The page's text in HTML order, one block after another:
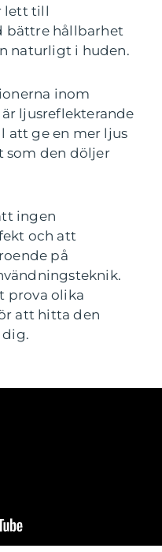
lett till
bättre hållbarhet
naturligt i huden.
inom
ljusreflekterande
att ge en mer ljus
som den döljer
ingen
och att
på
prova olika
att hitta den
dig.